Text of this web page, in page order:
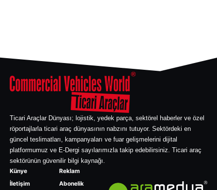
Ticari Araçlar Dünyası; lojistik, yedek parça, sektörel haberler ve özel
röportajlarla ticari araç dünyasının nabzını tutuyor. Sektördeki en
güncel teslimatları, kampanyaları ve fuar gelişmelerini dijital
platformumuz ve E-Dergi sayılarımızla takip edebilirsiniz. Ticari araç
sektörünün güvenilir bilgi kaynağı.
Künye
İletişim
Reklam
Abonelik